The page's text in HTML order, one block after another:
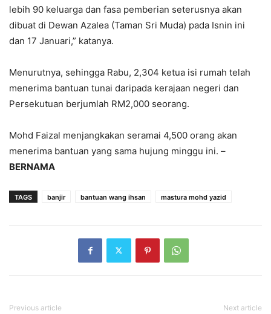
lebih 90 keluarga dan fasa pemberian seterusnya akan
dibuat di Dewan Azalea (Taman Sri Muda) pada Isnin ini
dan 17 Januari,” katanya.
Menurutnya, sehingga Rabu, 2,304 ketua isi rumah telah
menerima bantuan tunai daripada kerajaan negeri dan
Persekutuan berjumlah RM2,000 seorang.
Mohd Faizal menjangkakan seramai 4,500 orang akan
menerima bantuan yang sama hujung minggu ini. –
BERNAMA
TAGS banjir bantuan wang ihsan mastura mohd yazid
Previous article Next article